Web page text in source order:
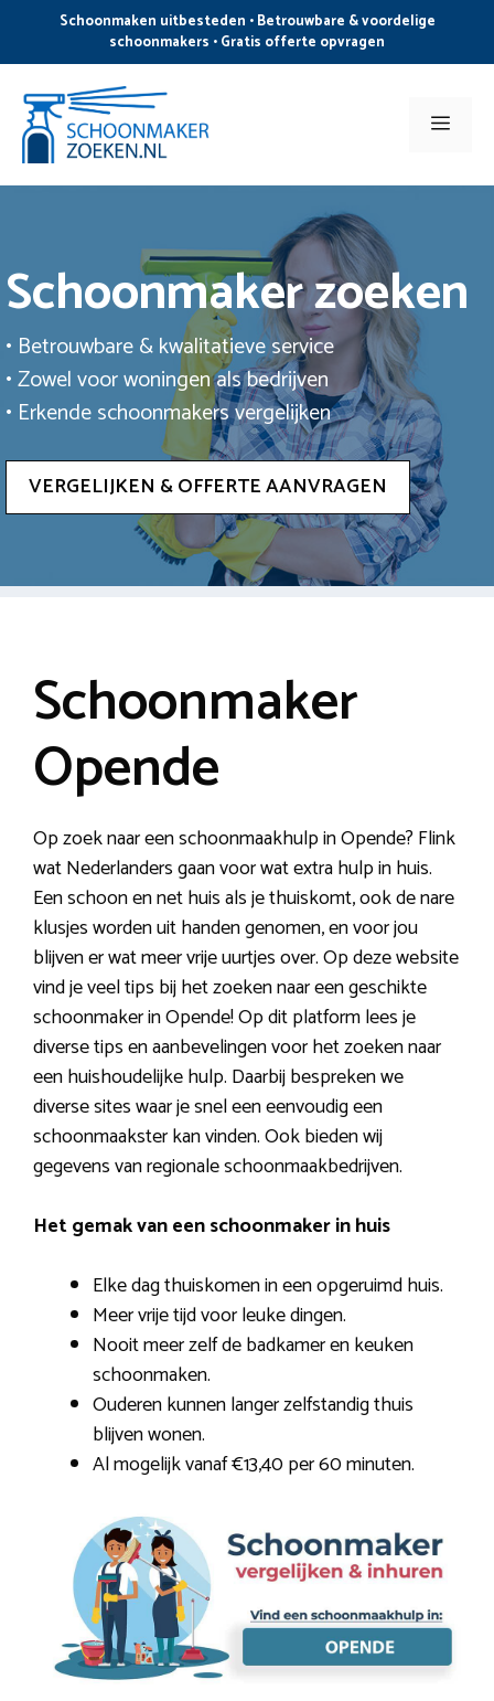
de
inhoud
Schoonmaken uitbesteden • Betrouwbare & voordelige
schoonmakers • Gratis offerte opvragen
Menu
Schoonmaker zoeken
• Betrouwbare & kwalitatieve service
• Zowel voor woningen als bedrijven
• Erkende schoonmakers vergelijken
VERGELIJKEN & OFFERTE AANVRAGEN
Schoonmaker
Opende
Op zoek naar een schoonmaakhulp in Opende? Flink
wat Nederlanders gaan voor wat extra hulp in huis.
Een schoon en net huis als je thuiskomt, ook de nare
klusjes worden uit handen genomen, en voor jou
blijven er wat meer vrije uurtjes over. Op deze website
vind je veel tips bij het zoeken naar een geschikte
schoonmaker in Opende! Op dit platform lees je
diverse tips en aanbevelingen voor het zoeken naar
een huishoudelijke hulp. Daarbij bespreken we
diverse sites waar je snel een eenvoudig een
schoonmaakster kan vinden. Ook bieden wij
gegevens van regionale schoonmaakbedrijven.
Het gemak van een schoonmaker in huis
Elke dag thuiskomen in een opgeruimd huis.
Meer vrije tijd voor leuke dingen.
Nooit meer zelf de badkamer en keuken
schoonmaken.
Ouderen kunnen langer zelfstandig thuis
blijven wonen.
Al mogelijk vanaf €13,40 per 60 minuten.